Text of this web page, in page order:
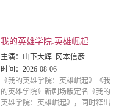
我的英雄学院:英雄崛起
主演： 山下大辉 冈本信彦
时间： 2026-08-06
《我的英雄学院：英雄崛起》《我
的英雄学院》新剧场版定名《我的
英雄学院：英雄崛起》，同时释出